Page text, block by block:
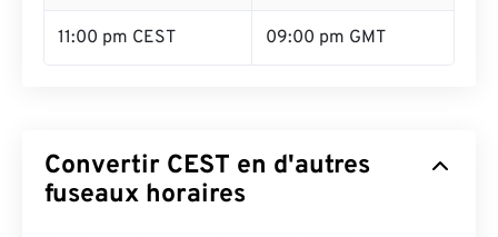
11:00 pm CEST 09:00 pm GMT
Convertir CEST en d'autres
fuseaux horaires